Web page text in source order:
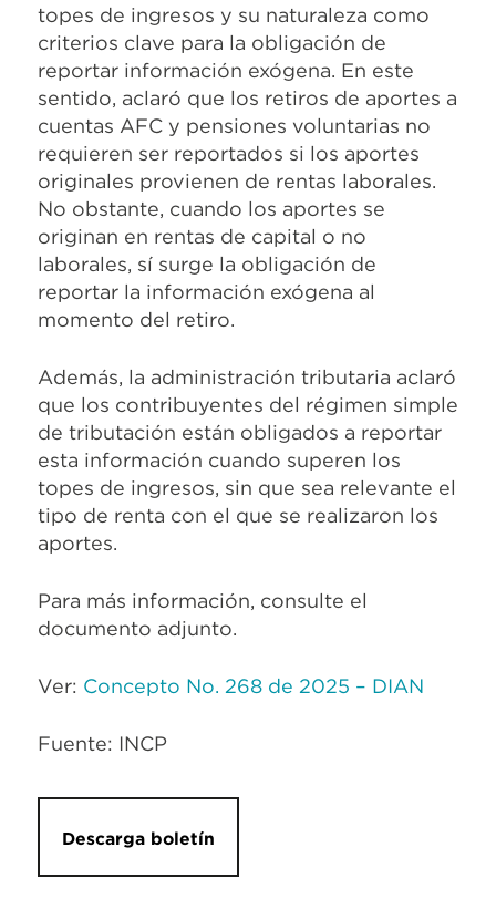
topes de ingresos y su naturaleza como
criterios clave para la obligación de
reportar información exógena. En este
sentido, aclaró que los retiros de aportes a
cuentas AFC y pensiones voluntarias no
requieren ser reportados si los aportes
originales provienen de rentas laborales.
No obstante, cuando los aportes se
originan en rentas de capital o no
laborales, sí surge la obligación de
reportar la información exógena al
momento del retiro.
Además, la administración tributaria aclaró
que los contribuyentes del régimen simple
de tributación están obligados a reportar
esta información cuando superen los
topes de ingresos, sin que sea relevante el
tipo de renta con el que se realizaron los
aportes.
Para más información, consulte el
documento adjunto.
Ver: Concepto No. 268 de 2025 – DIAN
Fuente: INCP
Descarga boletín